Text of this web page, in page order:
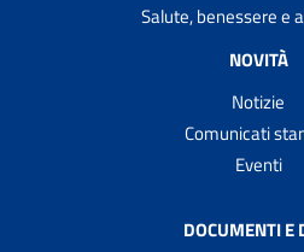
Salute, benessere e
NOVITÀ
Notizie
Comunicati
Eventi
DOCUMENTI E